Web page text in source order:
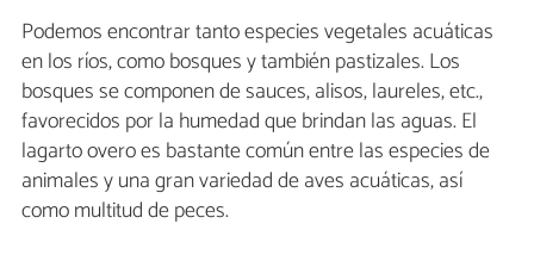
Podemos encontrar tanto especies vegetales acuáticas
en los ríos, como bosques y también pastizales. Los
bosques se componen de sauces, alisos, laureles, etc.,
favorecidos por la humedad que brindan las aguas. El
lagarto overo es bastante común entre las especies de
animales y una gran variedad de aves acuáticas, así
como multitud de peces.